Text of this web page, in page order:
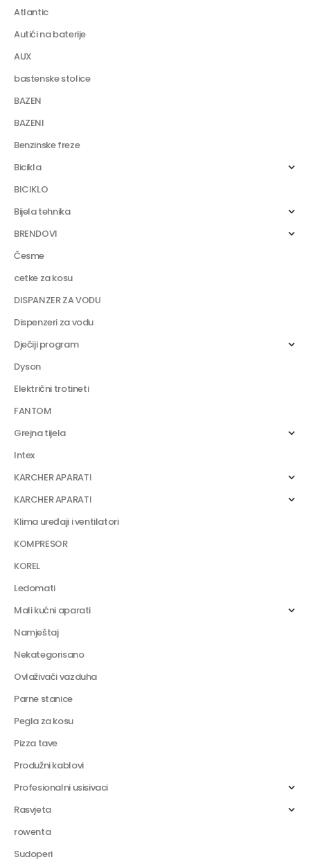
Atlantic
Autići na baterije
AUX
bastenske stolice
BAZEN
BAZENI
Benzinske freze
Bicikla
BICIKLO
Bijela tehnika
BRENDOVI
Česme
cetke za kosu
DISPANZER ZA VODU
Dispenzeri za vodu
Dječiji program
Dyson
Električni trotineti
FANTOM
Grejna tijela
Intex
KARCHER APARATI
KARCHER APARATI
Klima uređaji i ventilatori
KOMPRESOR
KOREL
Ledomati
Mali kućni aparati
Namještaj
Nekategorisano
Ovlaživači vazduha
Parne stanice
Pegla za kosu
Pizza tave
Produžni kablovi
Profesionalni usisivaci
Rasvjeta
rowenta
Sudoperi